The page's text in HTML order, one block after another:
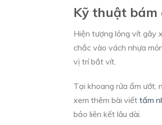
Kỹ thuật
Hiện tượng lỏng vít gây
chắc vào vách nhựa
vị trí bắt vít.
Tại khoang rửa ẩm ướt,
xem thêm bài viết tấm
bảo liên kết lâu dài.